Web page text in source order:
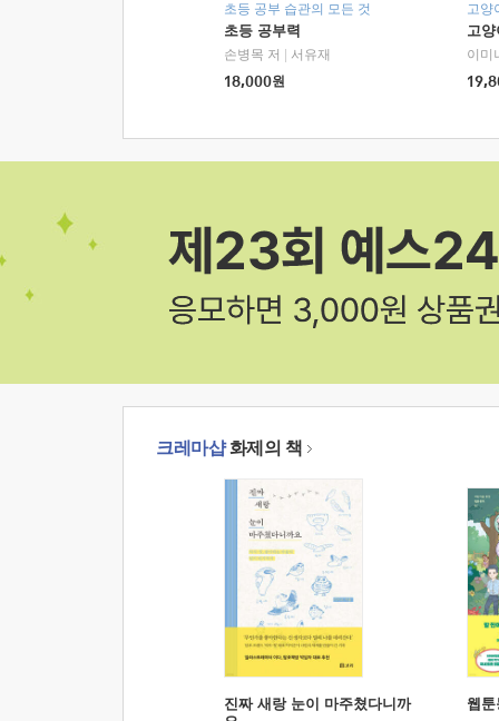
초등 공부 습관의 모든 것
초등 공부력
손병목 저
서유재
18,000원
고양
고
이미
크레마샵화제의 책
진짜 새랑 눈이 마주쳤다니까
웹